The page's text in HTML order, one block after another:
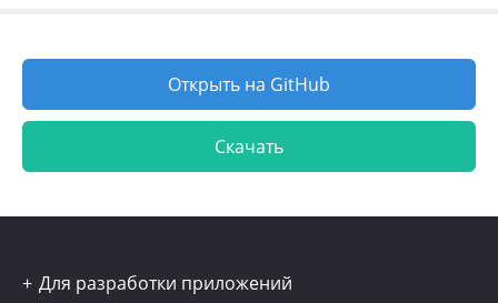
Открыть на GitHub
Скачать
Для разработки приложений